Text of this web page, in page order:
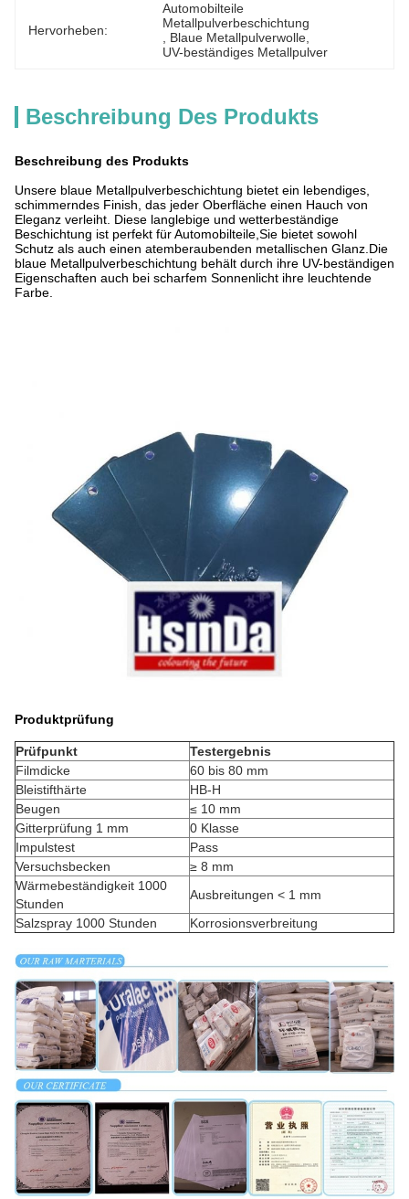
Hervorheben:
Automobilteile
Metallpulverbeschichtung
Blaue Metallpulverwolle
UV-beständiges Metallpulver
Beschreibung Des Produkts
Beschreibung des Produkts
Unsere blaue Metallpulverbeschichtung bietet ein lebendiges,
schimmerndes Finish, das jeder Oberfläche einen Hauch von
Eleganz verleiht. Diese langlebige und wetterbeständige
Beschichtung ist perfekt für Automobilteile,Sie bietet sowohl
Schutz als auch einen atemberaubenden metallischen Glanz.Die
blaue Metallpulverbeschichtung behält durch ihre UV-beständigen
Eigenschaften auch bei scharfem Sonnenlicht ihre leuchtende
Farbe.
Produktprüfung
Prüfpunkt
Testergebnis
Filmdicke
60 bis 80 mm
Bleistifthärte
HB-H
Beugen
≤ 10 mm
Gitterprüfung 1 mm
0 Klasse
Impulstest
Pass
Versuchsbecken
≥ 8 mm
Wärmebeständigkeit 1000
Stunden
Ausbreitungen < 1 mm
Salzspray 1000 Stunden
Korrosionsverbreitung